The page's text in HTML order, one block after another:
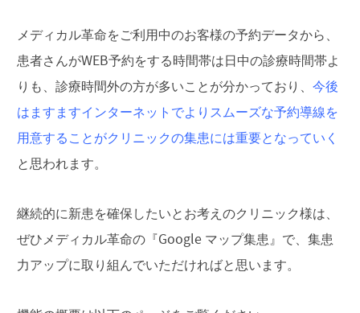
メディカル革命をご利用中のお客様の予約データから、
患者さんがWEB予約をする時間帯は日中の診療時間帯よ
りも、診療時間外の方が多いことが分かっており、 今後
はますますインターネットでよりスムーズな予約導線を
用意することがクリニックの集患には重要となっていく
と思われます。
継続的に新患を確保したいとお考えのクリニック様は、
ぜひメディカル革命の『Google マップ集患』で、集患
力アップに取り組んでいただければと思います。